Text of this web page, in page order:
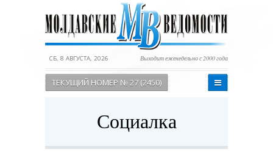
СБ, 8 АВГУСТА, 2026 Выходит еженедельно с 2000 года
ТЕКУЩИЙ НОМЕР № 27 (2450)
Социалка